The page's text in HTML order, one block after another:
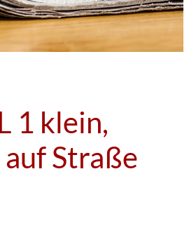
1 klein,
auf Straße